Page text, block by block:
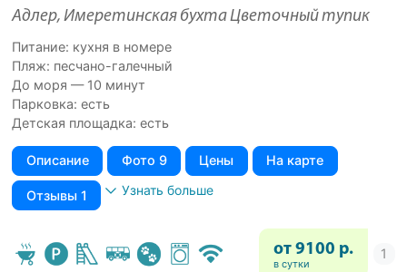
Адлер, Имеретинская бухта Цветочный тупик
Питание: кухня в номере
Пляж: песчано-галечный
До моря — 10 минут
Парковка: есть
Детская площадка: есть
Описание Фото 9 Цены На карте
Отзывы 1 Узнать больше
от 9100 р.
в сутки